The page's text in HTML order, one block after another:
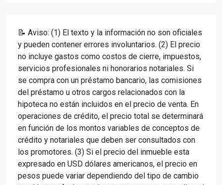
📝 Aviso: (1) El texto y la información no son oficiales
y pueden contener errores involuntarios. (2) El precio
no incluye gastos como costos de cierre, impuestos,
servicios profesionales ni honorarios notariales. Si
se compra con un préstamo bancario, las comisiones
del préstamo u otros cargos relacionados con la
hipoteca no están incluidos en el precio de venta. En
operaciones de crédito, el precio total se determinará
en función de los montos variables de conceptos de
crédito y notariales que deben ser consultados con
los promotores. (3) Si el precio del inmueble esta
expresado en USD dólares americanos, el precio en
pesos puede variar dependiendo del tipo de cambio